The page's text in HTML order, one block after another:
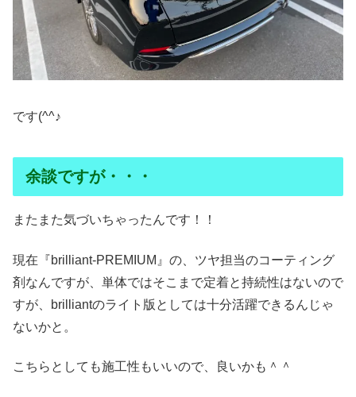
です(^^♪
余談ですが・・・
またまた気づいちゃったんです！！
現在『brilliant‐PREMIUM』の、ツヤ担当のコーティング
剤なんですが、単体ではそこまで定着と持続性はないので
すが、brilliantのライト版としては十分活躍できるんじゃ
ないかと。
こちらとしても施工性もいいので、良いかも＾＾